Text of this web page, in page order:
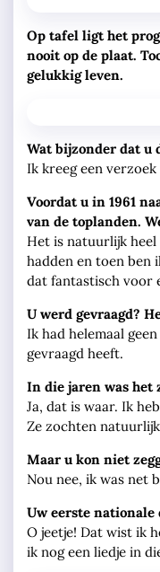
Op tafel ligt het
nooit op de plaat.
gelukkig leven.
Wat bijzonder dat u
Ik kreeg een
Voordat u in 1961
van de toplanden.
Het is natuurlijk
hadden en toen ben
dat fantastisch voor
U werd gevraagd?
Ik had helemaal
gevraagd heeft.
In die jaren was het
Ja, dat is waar. Ik
Ze zochten
Maar u kon niet
Nou nee, ik was net
Uw eerste nationale
O jeetje! Dat wist ik
ik nog een liedje in